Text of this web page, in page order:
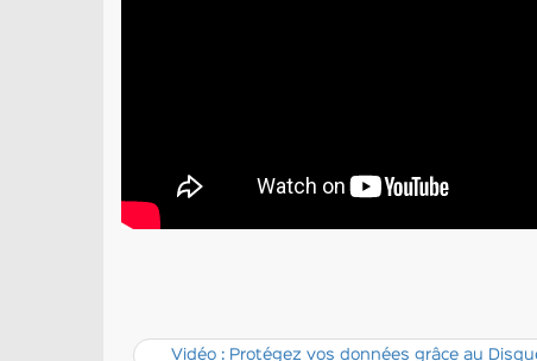
Vidéo : Protégez vos données grâce au